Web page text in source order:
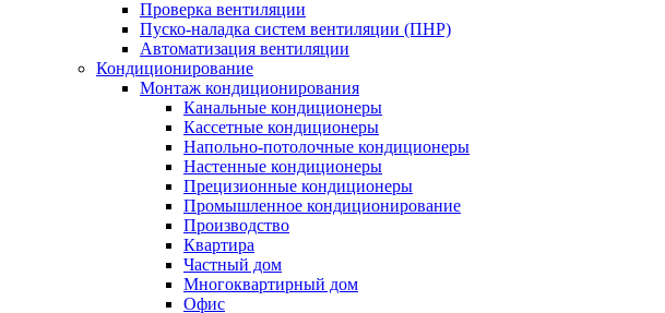
Проверка вентиляции
Пуско-наладка систем вентиляции (ПНР)
Автоматизация вентиляции
Кондиционирование
Монтаж кондиционирования
Канальные кондиционеры
Кассетные кондиционеры
Напольно-потолочные кондиционеры
Настенные кондиционеры
Прецизионные кондиционеры
Промышленное кондиционирование
Производство
Квартира
Частный дом
Многоквартирный дом
Офис